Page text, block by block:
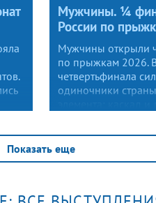
Мужчины. ¼
России по
Мужчины открыли
по прыжкам 2026.
четвертьфинала
одиночники
судейским
ISU, только шесть
соревнующихся
Показать еще